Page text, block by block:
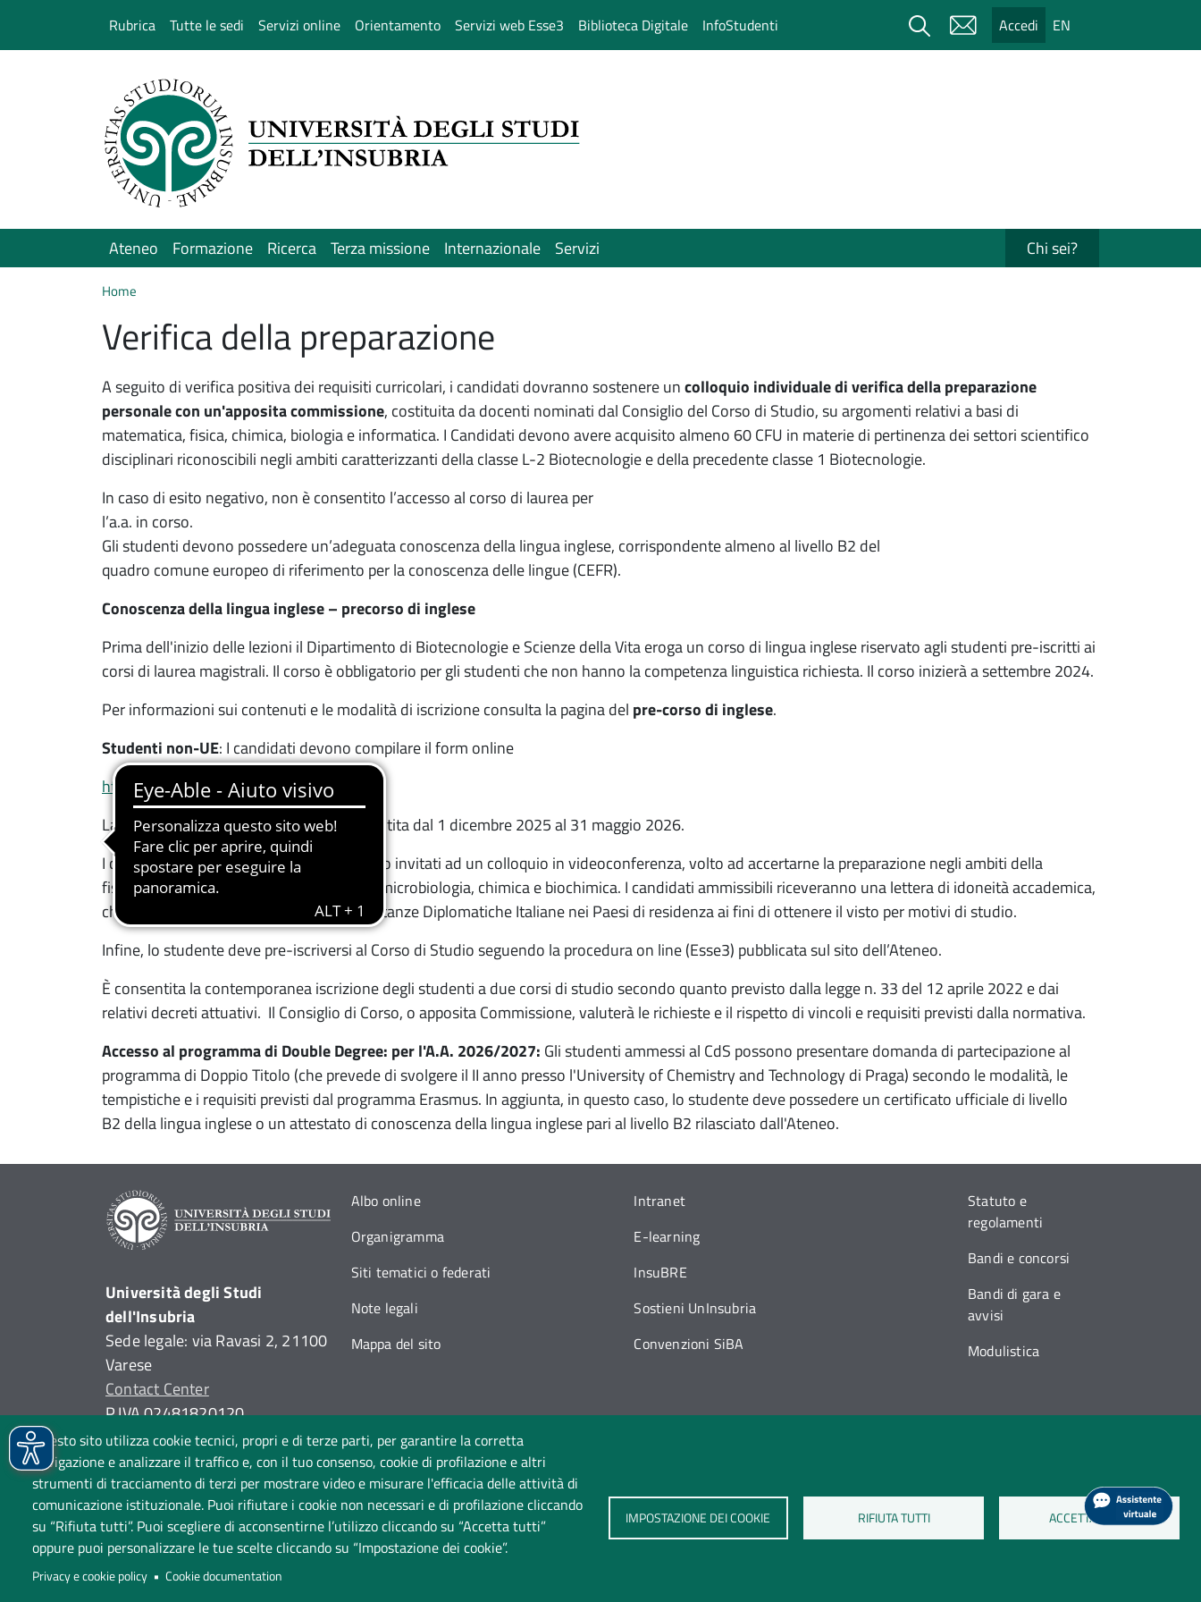
Rubrica Tutte le sedi Servizi online Orientamento Servizi web Esse3 Biblioteca Digitale InfoStudenti Cerca Accedi EN
Ateneo Formazione Ricerca Terza missione Internazionale Servizi Chi sei?
Home
Verifica della preparazione
A seguito di verifica positiva dei requisiti curricolari, i candidati dovranno sostenere uncolloquio individuale di verifica della preparazione
personale con un'apposita commissione, costituita da docenti nominati dal Consiglio del Corso di Studio, su argomenti relativi a basi di
matematica, fisica, chimica, biologia e informatica. I Candidati devono avere acquisito almeno 60 CFU in materie di pertinenza dei settori scientifico
disciplinari riconoscibili negli ambiti caratterizzanti della classe L-2 Biotecnologie e della precedente classe 1 Biotecnologie.
In caso di esito negativo, non è consentito l’accesso al corso di laurea per
l’a.a. in corso.
Gli studenti devono possedere un’adeguata conoscenza della lingua inglese, corrispondente almeno al livello B2 del
quadro comune europeo di riferimento per la conoscenza delle lingue (CEFR).
Conoscenza della lingua inglese – precorso di inglese
Prima dell'inizio delle lezioni il Dipartimento di Biotecnologie e Scienze della Vita eroga un corso di lingua inglese riservato agli studenti pre-iscritti ai
corsi di laurea magistrali. Il corso è obbligatorio per gli studenti che non hanno la competenza linguistica richiesta. Il corso inizierà a settembre 2024.
Per informazioni sui contenuti e le modalità di iscrizione consulta la pagina del pre-corso di inglese.
Studenti non-UE: I candidati devono compilare il form online
https://tally.so/r/q4Y507
La sottomissione delle domande è consentita dal 1 dicembre 2025 al 31 maggio 2026.
I candidati potenzialmente idonei verranno invitati ad un colloquio in videoconferenza, volto ad accertarne la preparazione negli ambiti della
fisiologia, biologia molecolare e cellulare, microbiologia, chimica e biochimica. I candidati ammissibili riceveranno una lettera di idoneità accademica,
che dovranno esibire presso le Rappresentanze Diplomatiche Italiane nei Paesi di residenza ai fini di ottenere il visto per motivi di studio.
Infine, lo studente deve pre-iscriversi al Corso di Studio seguendo la procedura on line (Esse3) pubblicata sul sito dell’Ateneo.
È consentita la contemporanea iscrizione degli studenti a due corsi di studio secondo quanto previsto dalla legge n. 33 del 12 aprile 2022 e dai
relativi decreti attuativi. Il Consiglio di Corso, o apposita Commissione, valuterà le richieste e il rispetto di vincoli e requisiti previsti dalla normativa.
Accesso al programma di Double Degree: per l'A.A. 2026/2027: Gli studenti ammessi al CdS possono presentare domanda di partecipazione al
programma di Doppio Titolo (che prevede di svolgere il II anno presso l'University of Chemistry and Technology di Praga) secondo le modalità, le
tempistiche e i requisiti previsti dal programma Erasmus. In aggiunta, in questo caso, lo studente deve possedere un certificato ufficiale di livello
B2 della lingua inglese o un attestato di conoscenza della lingua inglese pari al livello B2 rilasciato dall'Ateneo.
Questo sito utilizza cookie tecnici, propri e di terze parti, per garantire la corretta
navigazione e analizzare il traffico e, con il tuo consenso, cookie di profilazione e altri
strumenti di tracciamento di terzi per mostrare video e misurare l'efficacia delle attività di
comunicazione istituzionale. Puoi rifiutare i cookie non necessari e di profilazione cliccando
su “Rifiuta tutti”. Puoi scegliere di acconsentirne l’utilizzo cliccando su “Accetta tutti”
oppure puoi personalizzare le tue scelte cliccando su “Impostazione dei cookie”.
Privacy e cookie policy Cookie documentation
IMPOSTAZIONE DEI COOKIE RIFIUTA TUTTI ACCETTA TUTTI
Università degli Studi
dell'Insubria
Sede legale: via Ravasi 2, 21100
Varese
Contact Center
P.IVA 02481820120
(C.F. 95039180120)
PEC: ateneo@pec.uninsubria.it
(vedi le altre caselle )
Albo online
Organigramma
Siti tematici o federati
Note legali
Mappa del sito
Intranet
E-learning
InsuBRE
Sostieni UnInsubria
Convenzioni SiBA
Statuto e
regolamenti
Bandi e concorsi
Bandi di gara e
avvisi
Modulistica
Seguici su